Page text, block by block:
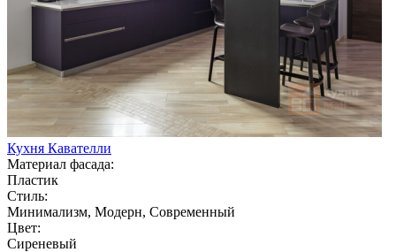
Кухня Кавателли
Материал фасада:
Пластик
Стиль:
Минимализм, Модерн, Современный
Цвет:
Сиреневый